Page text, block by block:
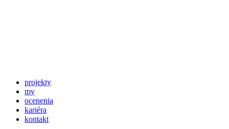
projekty
my
ocenenia
kariéra
kontakt